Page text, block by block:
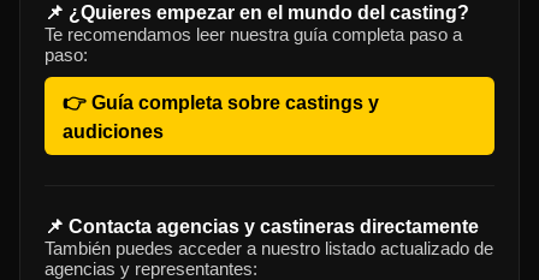
📌 ¿Quieres empezar en el mundo del casting?
Te recomendamos leer nuestra guía completa paso a
paso:
👉 Guía completa sobre castings y
audiciones
📌 Contacta agencias y castineras directamente
También puedes acceder a nuestro listado actualizado de
agencias y representantes: